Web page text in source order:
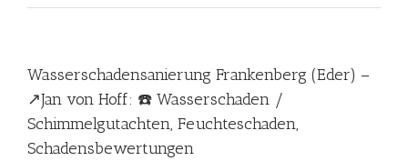
Wasserschadensanierung Frankenberg (Eder) –
↗️Jan von Hoff: ☎️ Wasserschaden /
Schimmelgutachten, Feuchteschaden,
Schadensbewertungen